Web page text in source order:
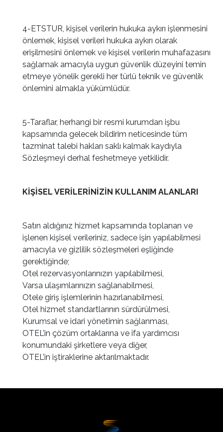
4-ETSTUR, kişisel verilerin hukuka aykırı işlenmesini
önlemek, kişisel verileri hukuka aykırı olarak
erişilmesini önlemek ve kişisel verilerin muhafazasını
sağlamak amacıyla uygun güvenlik düzeyini temin
etmeye yönelik gerekli her türlü teknik ve güvenlik
önlemini almakla yükümlüdür.
5-Taraflar, herhangi bir resmi kurumdan işbu
kapsamında gelecek bildirim neticesinde tüm
tazminat talebi hakları saklı kalmak kaydıyla
Sözleşmeyi derhal feshetmeye yetkilidir.
KİŞİSEL VERİLERİNİZİN KULLANIM ALANLARI
Satın aldığınız hizmet kapsamında toplanan ve
işlenen kişisel verileriniz, sadece işin yapılabilmesi
amacıyla ve gizlilik sözleşmeleri eşliğinde
gerektiğinde;
Otel rezervasyonlarınızın yapılabilmesi,
Varsa ulaşımlarınızın sağlanabilmesi,
Otele giriş işlemlerinin hazırlanabilmesi,
Otel hizmet standartlarının sürdürülmesi,
Kurumsal ve idari yönetimin sağlanması,
OTEL’in çözüm ortaklarına ve ifa yardımcısı
konumundaki şirketlere veya diğer,
OTEL’in iştiraklerine aktarılmaktadır.